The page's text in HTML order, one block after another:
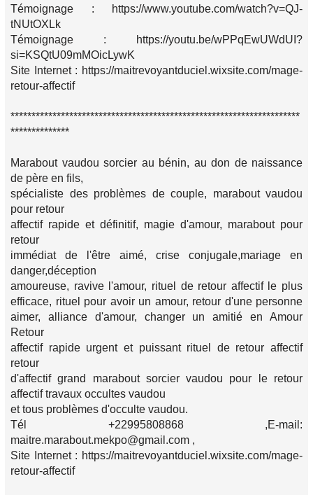
Témoignage : https://www.youtube.com/watch?v=QJ-
tNUtOXLk
Témoignage : https://youtu.be/wPPqEwUWdUI?
si=KSQtU09mMOicLywK
Site Internet : https://maitrevoyantduciel.wixsite.com/mage-
retour-affectif
*********************************************************************
**************
Marabout vaudou sorcier au bénin, au don de naissance
de père en fils,
spécialiste des problèmes de couple, marabout vaudou
pour retour
affectif rapide et définitif, magie d'amour, marabout pour
retour
immédiat de l'être aimé, crise conjugale,mariage en
danger,déception
amoureuse, ravive l'amour, rituel de retour affectif le plus
efficace, rituel pour avoir un amour, retour d'une personne
aimer, alliance d'amour, changer un amitié en Amour
Retour
affectif rapide urgent et puissant rituel de retour affectif
retour
d'affectif grand marabout sorcier vaudou pour le retour
affectif travaux occultes vaudou
et tous problèmes d'occulte vaudou.
Tél +22995808868 ,E-mail:
maitre.marabout.mekpo@gmail.com ,
Site Internet : https://maitrevoyantduciel.wixsite.com/mage-
retour-affectif